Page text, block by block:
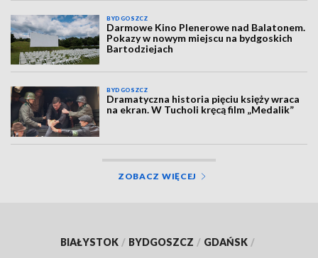
BYDGOSZCZ
Darmowe Kino Plenerowe nad Balatonem.
Pokazy w nowym miejscu na bydgoskich
Bartodziejach
BYDGOSZCZ
Dramatyczna historia pięciu księży wraca
na ekran. W Tucholi kręcą film „Medalik”
ZOBACZ WIĘCEJ
BIAŁYSTOK / BYDGOSZCZ / GDAŃSK /